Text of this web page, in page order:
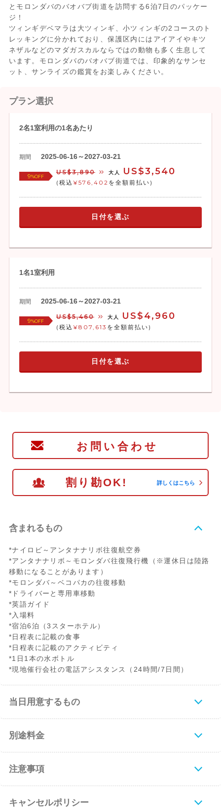
とモロンダバのバオバブ街道を訪問する6泊7日のパッケー
ジ！
ツィンギデベマラは大ツィンギ、小ツィンギの2コースのト
レッキングに分かれており、保護区内にはアイアイやキツ
ネザルなどのマダガスカルならではの動物も多く生息して
います。モロンダバのバオバブ街道では、印象的なサンセ
ット、サンライズの鑑賞をお楽しみください。
プラン選択
2名1室利用の1名あたり
期間 2025-06-16～2027-03-21
9%OFF
US$3,890 大人 US$3,540
(税込 ¥576,402 を全額前払い)
日付を選ぶ
1名1室利用
期間 2025-06-16～2027-03-21
9%OFF
US$5,460 大人 US$4,960
(税込 ¥807,613 を全額前払い)
日付を選ぶ
お問い合わせ
割り勘OK! 詳しくはこちら
含まれるもの
*ナイロビ～アンタナナリボ往復航空券
*アンタナナリボ～モロンダバ往復飛行機（※運休日は陸路
移動になることがあります）
*モロンダバ～ベコパカの往復移動
*ドライバーと専用車移動
*英語ガイド
*入場料
*宿泊6泊（3スターホテル）
*日程表に記載の食事
*日程表に記載のアクティビティ
*1日1本の水ボトル
*現地催行会社の電話アシスタンス（24時間/7日間）
当日用意するもの
別途料金
注意事項
キャンセルポリシー